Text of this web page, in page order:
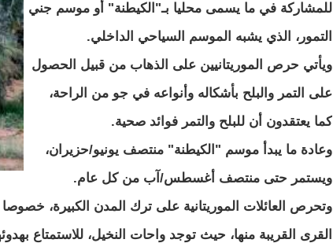
للمشاركة في ما يسمى محليا بـ"الكيطنة" أو موسم جني
التمور، الذي يشبه الموسم السياحي الداخلي.
ويأتي حرص الموريتانيين على الذهاب من قبيل الحصول
على التمر والبلح بأشكاله وأنواعه في جو من الراحة،
كما يعتقدون أن للبلح والتمر فوائد صحية.
وعادة ما يبدأ موسم "الكيطنة" منتصف يونيو/حزيران،
ويستمر حتى منتصف أغسطس/آب من كل عام.
وتحرص العائلات الموريتانية على ترك المدن الكبيرة،
القرى القريبة منها، حيث توجد واحات النخيل، للاستمتاع